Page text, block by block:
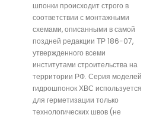
шпонки происходит строго в
соответствии с монтажными
схемами, описанными в самой
поздней редакции ТР 186-07,
утвержденного всеми
институтами строительства на
территории РФ. Серия моделей
гидрошпонок ХВС используется
для герметизации только
технологических швов (не